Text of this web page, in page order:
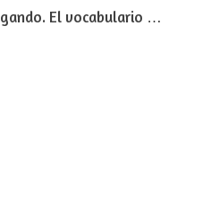
El vocabulario …